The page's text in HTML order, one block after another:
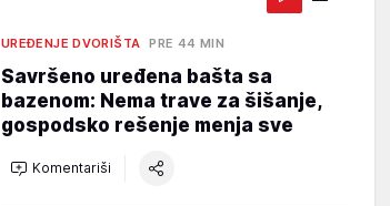
UREĐENJE DVORIŠTA PRE 44 MIN
Savršeno uređena bašta sa
bazenom: Nema trave za šišanje,
gospodsko rešenje menja sve
Komentariši